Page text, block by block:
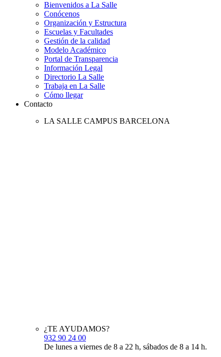
Bienvenidos a La Salle
Conócenos
Organización y Estructura
Escuelas y Facultades
Gestión de la calidad
Modelo Académico
Portal de Transparencia
Información Legal
Directorio La Salle
Trabaja en La Salle
Cómo llegar
Contacto
LA SALLE CAMPUS BARCELONA
¿TE AYUDAMOS?
932 90 24 00
De lunes a viernes de 8 a 22 h, sábados de 8 a 14 h.